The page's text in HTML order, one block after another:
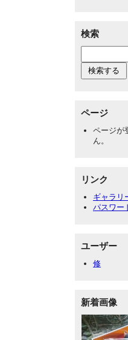
検索
ページ
ページが
ん。
リンク
ギャラリ
パスワー
ユーザー
修
新着画像